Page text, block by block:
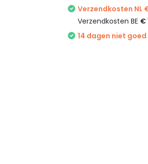
Verzendkosten NL
Verzendkosten BE €
14 dagen niet